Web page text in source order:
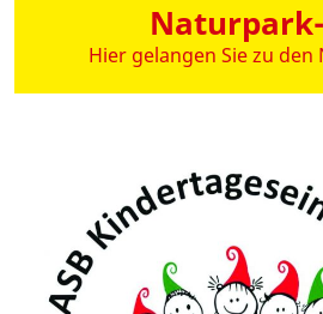
Hier gelangen Sie zu den